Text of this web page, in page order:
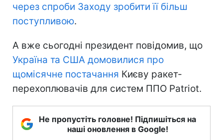
через спроби Заходу зробити її більш
поступливою.
А вже сьогодні президент повідомив, що
Україна та США домовилися про
щомісячне постачання Києву ракет-
перехоплювачів для систем ППО Patriot.
Не пропустіть головне! Підпишіться на
наші оновлення в Google!